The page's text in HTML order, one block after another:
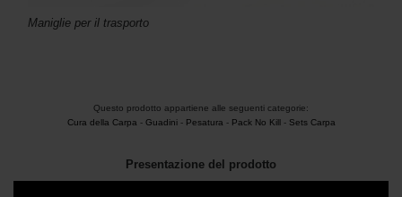
Maniglie per il trasporto
Questo prodotto appartiene alle seguenti categorie:
Cura della Carpa - Guadini- Pesatura - Pack No Kill- Sets Carpa
Presentazione del prodotto